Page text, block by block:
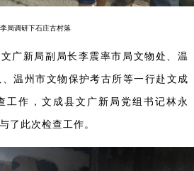
李局调研下石庄古村落
广新局副局长李震率市局文物处、温
温州市文物保护考古所等一行赴文成
工作，文成县文广新局党组书记林永
了此次检查工作。